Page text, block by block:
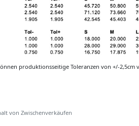
produktionsseitige Toleranzen von +/-
von Zwischenverkäufen